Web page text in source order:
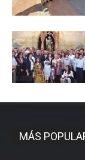
MÁS